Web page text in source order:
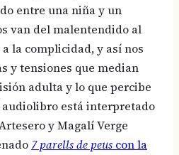
entre una niña y un
van del malentendido al
la complicidad, y así nos
y tensiones que median
adulta y lo que percibe
está interpretado
y Magalí Verge
7 parells de peus con la